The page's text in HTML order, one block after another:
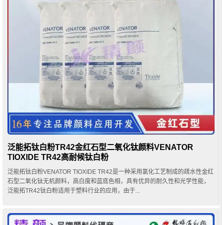
泛能拓钛白粉TR42金红石型二氧化钛颜料VENATOR
TIOXIDE TR42高耐候钛白粉
泛能拓钛白粉VENATOR TIOXIDE TR42是一种采用氯化工艺制成的疏水性金红
石型二氧化钛无机颜料，高白度和蓝底色相，具有优异的耐久性和光学性能，
泛能拓TR42钛白粉适用于塑料行业的应用，由于...